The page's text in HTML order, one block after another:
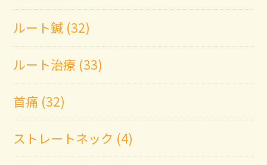
ルート鍼 (32)
ルート治療 (33)
首痛 (32)
ストレートネック (4)